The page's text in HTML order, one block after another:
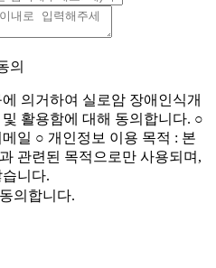
의
의거하여 실로암 장애인식개
활용함에 대해 동의합니다. ○
일 ○ 개인정보 이용 목적 : 본
관련된 목적으로만 사용되며,
니다.
의합니다.